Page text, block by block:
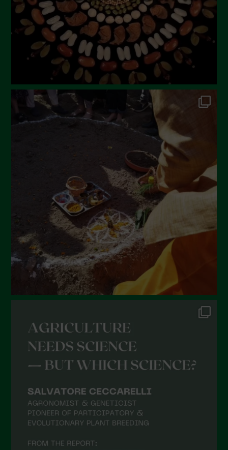
Aprile 2023
Marzo 2023
Febbraio 2023
Dicembre 2022
Novembre 2022
Ottobre 2022
Settembre 2022
Aprile 2022
Febbraio 2022
Gennaio 2022
Dicembre 2021
Novembre 2021
Settembre 2021
Agosto 2021
Luglio 2021
Aprile 2021